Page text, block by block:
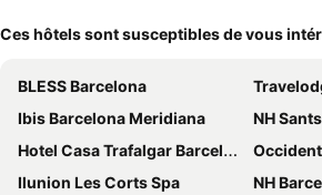
Ces hôtels sont susceptibles de vous
BLESS Barcelona
Ibis Barcelona Meridiana
NH
Hotel Casa Trafalgar Barcelona
Occidental
Ilunion Les Corts Spa
NH